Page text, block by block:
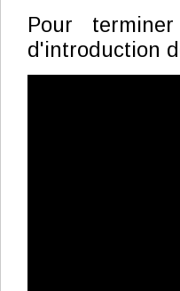
Pour
d'introduction